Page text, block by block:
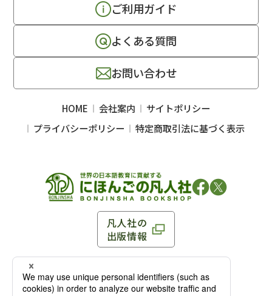
凡人社の
出版情報
〒102-0093 東京都千代田区平河町 1-3-13 8F
TEL：03-3263-3959／FAX：03-3263-3116
ご利用ガイド
よくある質問
お問い合わせ
HOME 会社案内
サイトポリシー
プライバシーポリシー
特定商取引法に基づく表示